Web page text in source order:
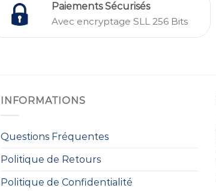
Paiements Sécurisés
Avec encryptage SLL 256 Bits
INFORMATIONS
Questions Fréquentes
Politique de Retours
Politique de Confidentialité